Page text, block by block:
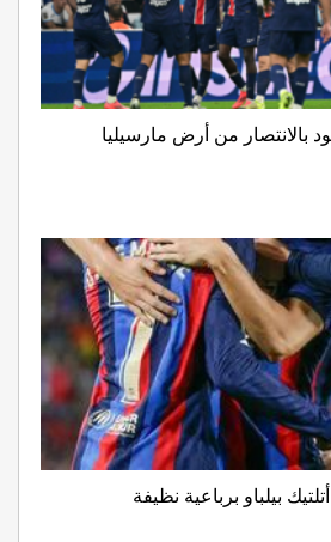
بالانتصار من أرض مارسيليا
بيلباو برباعية نظيفة